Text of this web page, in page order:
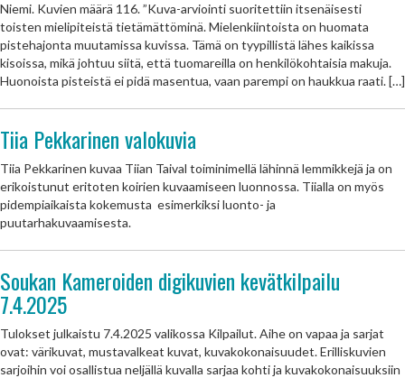
Niemi. Kuvien määrä 116. ”Kuva-arviointi suoritettiin itsenäisesti
toisten mielipiteistä tietämättöminä. Mielenkiintoista on huomata
pistehajonta muutamissa kuvissa. Tämä on tyypillistä lähes kaikissa
kisoissa, mikä johtuu siitä, että tuomareilla on henkilökohtaisia makuja.
Huonoista pisteistä ei pidä masentua, vaan parempi on haukkua raati. […]
Tiia Pekkarinen valokuvia
Tiia Pekkarinen kuvaa Tiian Taival toiminimellä lähinnä lemmikkejä ja on
erikoistunut eritoten koirien kuvaamiseen luonnossa. Tiialla on myös
pidempiaikaista kokemusta esimerkiksi luonto- ja
puutarhakuvaamisesta.
Soukan Kameroiden digikuvien kevätkilpailu
7.4.2025
Tulokset julkaistu 7.4.2025 valikossa Kilpailut. Aihe on vapaa ja sarjat
ovat: värikuvat, mustavalkeat kuvat, kuvakokonaisuudet. Erilliskuvien
sarjoihin voi osallistua neljällä kuvalla sarjaa kohti ja kuvakokonaisuuksiin